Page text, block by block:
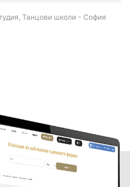
Танцови школи - София